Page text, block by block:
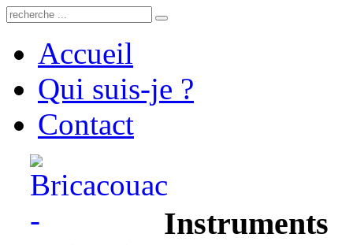
Accueil
Qui suis-je ?
Contact
Instruments